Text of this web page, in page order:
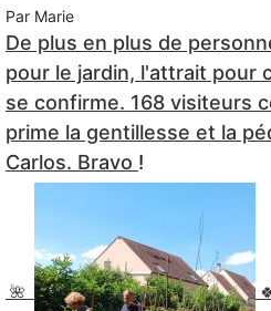
Par Marie
De plus en plus de
pour le jardin, l'attrait pour
se confirme. 168 visiteurs
prime la gentillesse et la
Carlos. Bravo !
🌺